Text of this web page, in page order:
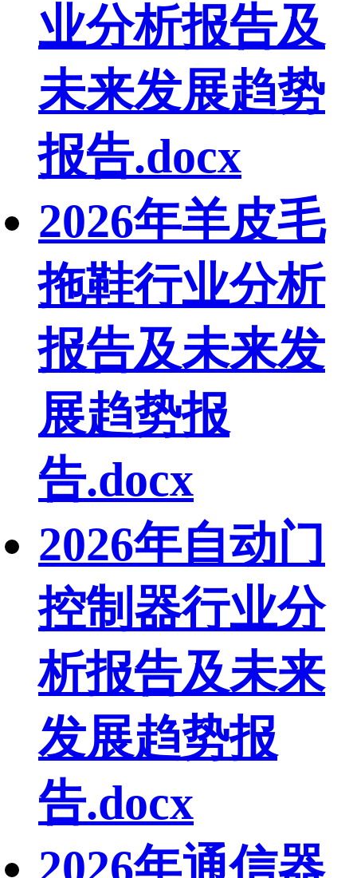
业分析报告及
未来发展趋势
报告.docx
2026年羊皮毛
拖鞋行业分析
报告及未来发
展趋势报
告.docx
2026年自动门
控制器行业分
析报告及未来
发展趋势报
告.docx